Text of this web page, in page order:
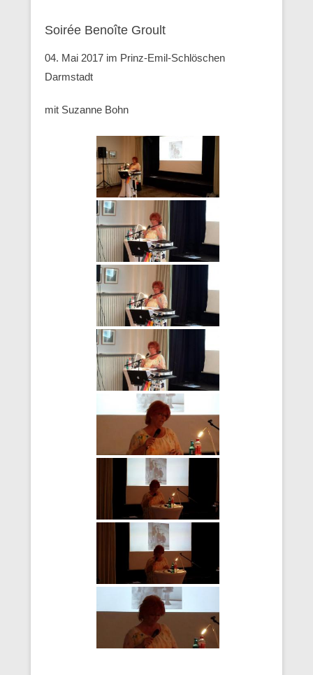
Soirée Benoîte Groult
04. Mai 2017 im Prinz-Emil-Schlöschen
Darmstadt
mit Suzanne Bohn